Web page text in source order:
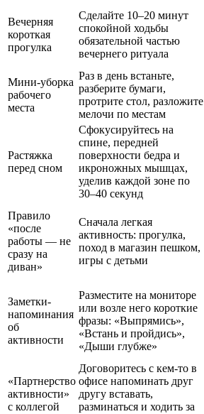
Вечерняя
короткая
прогулка
Сделайте 10–20 минут
спокойной ходьбы
обязательной частью
вечернего ритуала
Мини-уборка
рабочего
места
Раз в день встаньте,
разберите бумаги,
протрите стол, разложите
мелочи по местам
Растяжка
перед сном
Сфокусируйтесь на
спине, передней
поверхности бедра и
икроножных мышцах,
уделив каждой зоне по
30–40 секунд
Правило
«после
работы — не
сразу на
диван»
Сначала легкая
активность: прогулка,
поход в магазин пешком,
игры с детьми
Заметки-
напоминания
об
активности
Разместите на мониторе
или возле него короткие
фразы: «Выпрямись»,
«Встань и пройдись»,
«Дыши глубже»
«Партнерство
активности»
с коллегой
Договоритесь с кем-то в
офисе напоминать друг
другу вставать,
разминаться и ходить за